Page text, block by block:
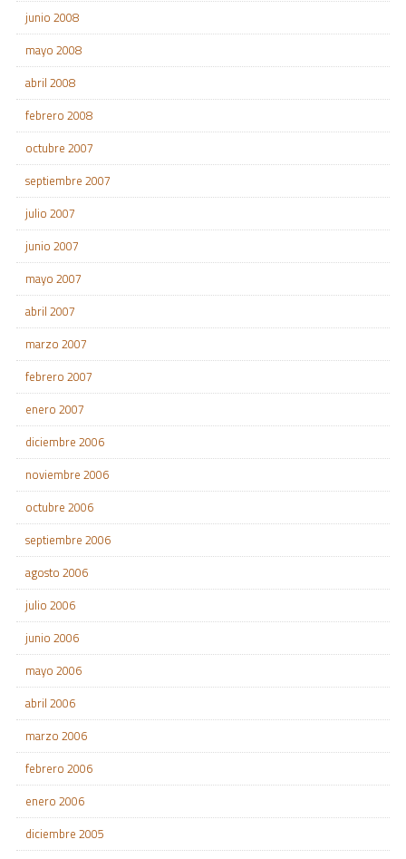
junio 2008
mayo 2008
abril 2008
febrero 2008
octubre 2007
septiembre 2007
julio 2007
junio 2007
mayo 2007
abril 2007
marzo 2007
febrero 2007
enero 2007
diciembre 2006
noviembre 2006
octubre 2006
septiembre 2006
agosto 2006
julio 2006
junio 2006
mayo 2006
abril 2006
marzo 2006
febrero 2006
enero 2006
diciembre 2005